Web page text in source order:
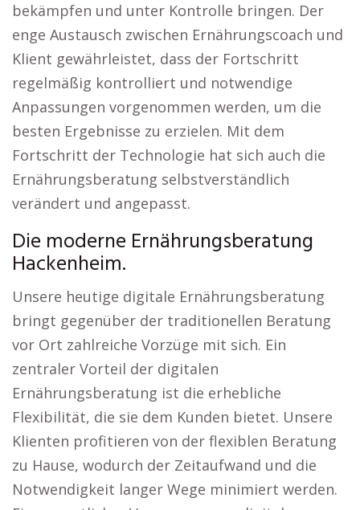
bekämpfen und unter Kontrolle bringen. Der
enge Austausch zwischen Ernährungscoach und
Klient gewährleistet, dass der Fortschritt
regelmäßig kontrolliert und notwendige
Anpassungen vorgenommen werden, um die
besten Ergebnisse zu erzielen. Mit dem
Fortschritt der Technologie hat sich auch die
Ernährungsberatung selbstverständlich
verändert und angepasst.
Die moderne Ernährungsberatung
Hackenheim.
Unsere heutige digitale Ernährungsberatung
bringt gegenüber der traditionellen Beratung
vor Ort zahlreiche Vorzüge mit sich. Ein
zentraler Vorteil der digitalen
Ernährungsberatung ist die erhebliche
Flexibilität, die sie dem Kunden bietet. Unsere
Klienten profitieren von der flexiblen Beratung
zu Hause, wodurch der Zeitaufwand und die
Notwendigkeit langer Wege minimiert werden.